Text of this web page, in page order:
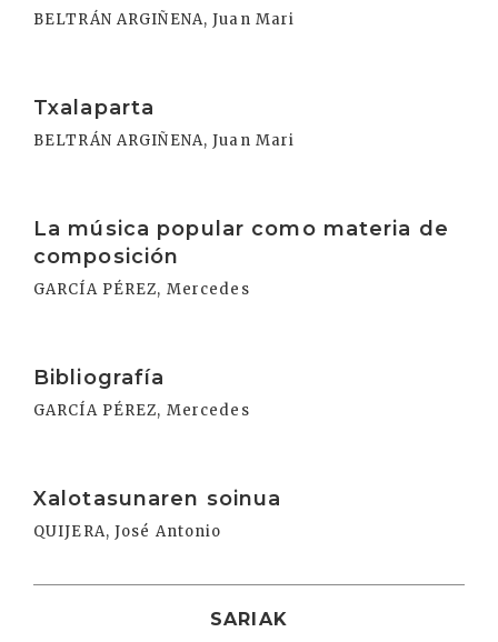
BELTRÁN ARGIÑENA, Juan Mari
Txalaparta
BELTRÁN ARGIÑENA, Juan Mari
La música popular como materia de
composición
GARCÍA PÉREZ, Mercedes
Bibliografía
GARCÍA PÉREZ, Mercedes
Xalotasunaren soinua
QUIJERA, José Antonio
SARIAK